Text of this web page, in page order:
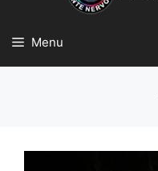
Menu